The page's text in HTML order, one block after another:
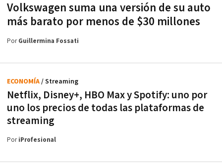
Volkswagen suma una versión de su auto
más barato por menos de $30 millones
PorGuillermina Fossati
Netflix, Disney+, HBO Max y Spotify: uno por
uno los precios de todas las plataformas de
streaming
ECONOMÍA/ Streaming
PoriProfesional